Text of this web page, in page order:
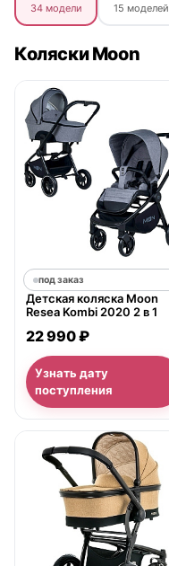
34 модели 15 моделей
Коляски Moon
под заказ
Детская коляска Moon
Resea Kombi 2020 2 в 1
22 990 ₽
Узнать дату
поступления